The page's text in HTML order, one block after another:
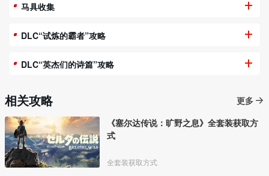
马具收集
DLC“试炼的霸者”攻略
DLC“英杰们的诗篇”攻略
相关攻略
更多
《塞尔达传说：旷野之息》全套装获取方
式
全套装获取方式